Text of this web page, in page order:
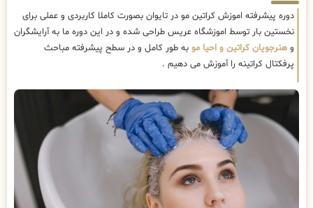
دوره پیشرفته اموزش کراتین مو در تایوان بصورت کاملا کاربردی و عملی برای
نخستین بار توسط اموزشگاه عریس طراحی شده و در این دوره ما به آرایشگران
و هنرجویان کراتین و احیا مو به طور کامل و در سطح پیشرفته مباحث
پرفکتال کراتینه را آموزش می دهیم .